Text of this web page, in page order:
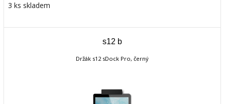
3 ks skladem
s12 b
Držák s12 sDock Pro, černý